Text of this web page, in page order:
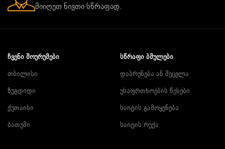
მიიღეთ ნივთი სწრაფად.
ᲩᲕᲔᲜᲘ ᲨᲝᲣᲠᲣᲛᲔᲑᲘ
თბილისი
ზუგდიდი
ქუთაისი
ბათუმი
ᲡᲬᲠᲐᲤᲘ ᲑᲛᲣᲚᲔᲑᲘ
დაბრუნება ან შეცვლა
უსაფრთხოების წესები
საიტის გამოყენება
საიტის რუქა